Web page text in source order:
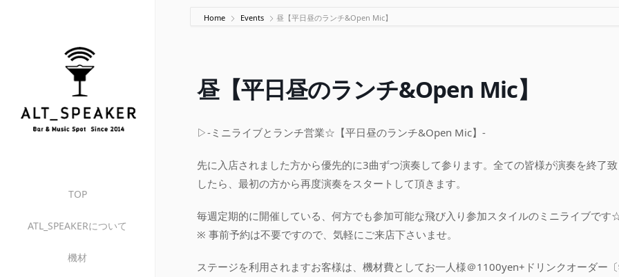
TOP
ATL_SPEAKERについて
機材
Home Events 昼【平日昼のランチ&Open Mic】
昼【平日昼のランチ&Open Mic】
▷-ミニライブとランチ営業☆【平日昼のランチ&Open Mic】-
先に入店されました方から優先的に3曲ずつ演奏して参ります。全ての皆様が演奏を終了致
したら、最初の方から再度演奏をスタートして頂きます。
毎週定期的に開催している、何方でも参加可能な飛び入り参加スタイルのミニライブです
※ 事前予約は不要ですので、気軽にご来店下さいませ。
ステージを利用されますお客様は、機材費としてお一人様＠1100yen+ドリンクオーダー